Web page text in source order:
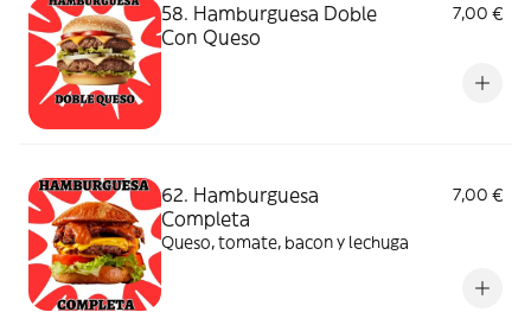
58. Hamburguesa Doble
Con Queso
7,00 €
62. Hamburguesa
Completa
7,00 €
Queso, tomate, bacon y lechuga